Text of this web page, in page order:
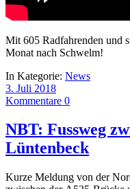
Mit 605 Radfahrenden und
Monat nach Schwelm!
In Kategorie: News
3. Juli 2018
Kommentare 0
NBT: Fussweg
Lüntenbeck
Kurze Meldung von der